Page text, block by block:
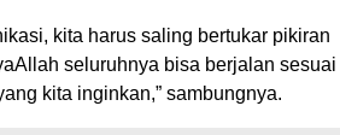
kita harus saling bertukar pikiran
seluruhnya bisa berjalan sesuai
kita inginkan,” sambungnya.